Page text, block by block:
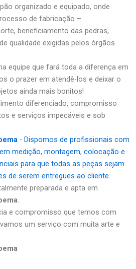
organizado e equipado, onde
de fabricação –
beneficiamento das pedras,
qualidade exigidas pelos órgãos
equipe que fará toda a diferença em
o prazer em atendê-los e deixar o
ainda mais bonitos!
diferenciado, compromisso
e serviços impecáveis e sob
- Dispomos de profissionais com
medição, montagem, colocação e
para que todas as peças sejam
de serem entregues ao cliente.
preparada e apta em
.
e compromisso que temos com
um serviço com muita arte e